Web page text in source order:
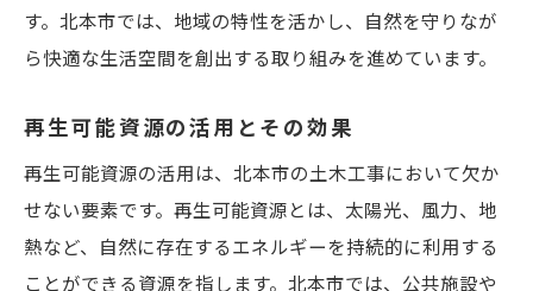
す。北本市では、地域の特性を活かし、自然を守りなが
ら快適な生活空間を創出する取り組みを進めています。
再生可能資源の活用とその効果
再生可能資源の活用は、北本市の土木工事において欠か
せない要素です。再生可能資源とは、太陽光、風力、地
熱など、自然に存在するエネルギーを持続的に利用する
ことができる資源を指します。北本市では、公共施設や